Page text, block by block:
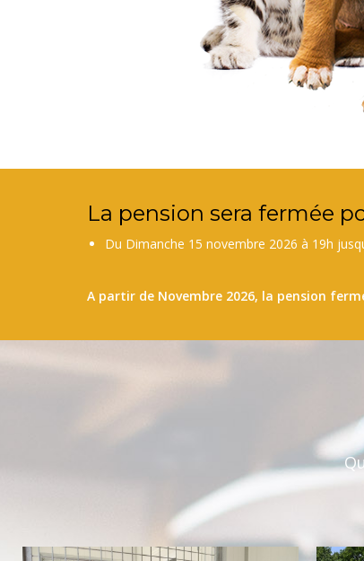
La pension sera fermée
Du Dimanche 15 novembre 2026 à 19h
A partir de Novembre 2026, la pension